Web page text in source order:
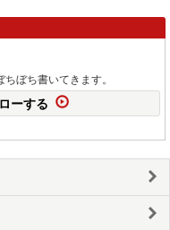
ぼち書いてきます。
ーする